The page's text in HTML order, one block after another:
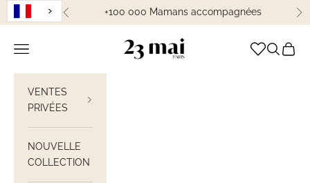
Passer au contenu
Précédent+100 000 Mamans accompagnées
23 Mai Paris
Ouvrir la navigation Ouvrir la
Voir
VENTES
PRIVÉES
NOUVELLE
COLLECTION